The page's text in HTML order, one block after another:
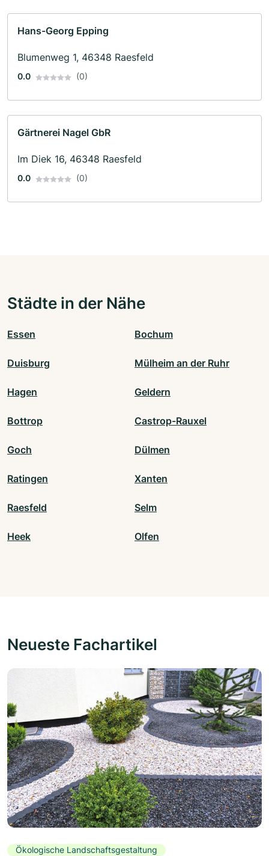
Hans-Georg Epping
Blumenweg 1, 46348 Raesfeld
0.0 (0)
Gärtnerei Nagel GbR
Im Diek 16, 46348 Raesfeld
0.0 (0)
Städte in der Nähe
Essen Bochum
Duisburg Mülheim an der Ruhr
Hagen Geldern
Bottrop Castrop-Rauxel
Goch Dülmen
Ratingen Xanten
Raesfeld Selm
Heek Olfen
Neueste Fachartikel
Ökologische Landschaftsgestaltung